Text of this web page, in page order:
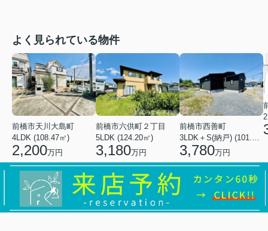
よく見られている物件
前橋市天川大島町
4LDK (108.47㎡)
2,200万円
前橋市六供町２丁目
5LDK (124.20㎡)
3,180万円
前橋市西善町
3,780万円